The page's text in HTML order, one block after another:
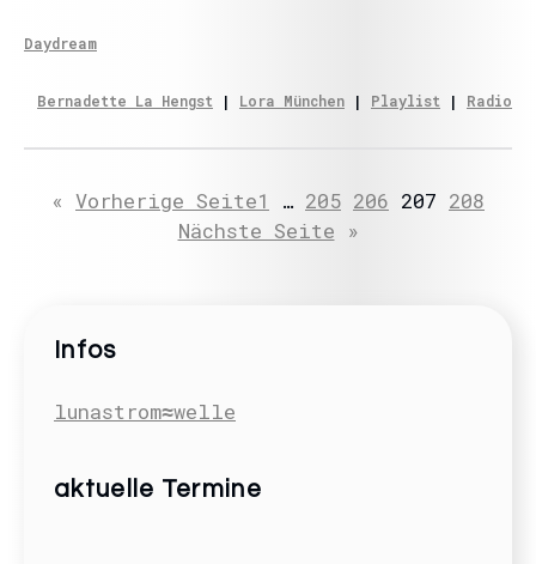
Daydream
Bernadette La Hengst | Lora München | Playlist | Radio
« Vorherige Seite1 … 205 206 207 208
Nächste Seite »
Infos
lunastrom≈welle
aktuelle Termine